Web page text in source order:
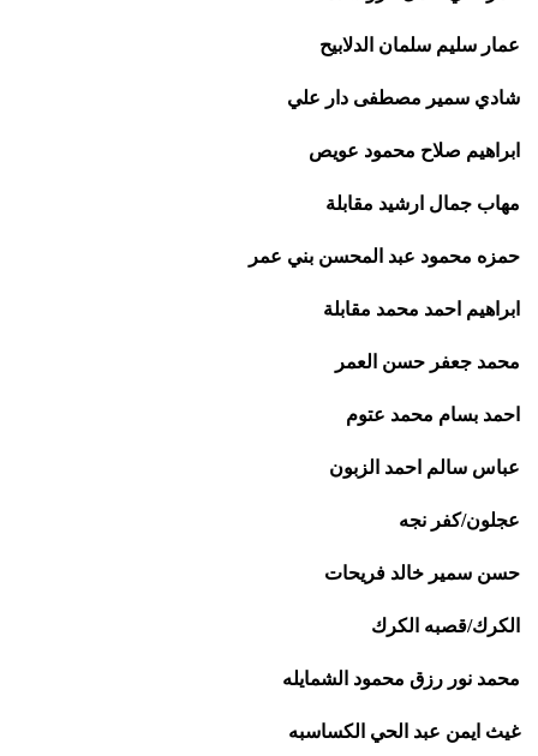
عمار سليم سلمان الدلابيح
شادي سمير مصطفى دار علي
ابراهيم صلاح محمود عويص
مهاب جمال ارشيد مقابلة
حمزه محمود عبد المحسن بني عمر
ابراهيم احمد محمد مقابلة
محمد جعفر حسن العمر
احمد بسام محمد عتوم
عباس سالم احمد الزبون
عجلون/كفر نجه
حسن سمير خالد فريحات
الكرك/قصبه الكرك
محمد نور رزق محمود الشمايله
غيث ايمن عبد الحي الكساسبه